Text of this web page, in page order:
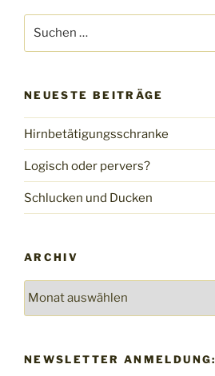
nach:
NEUESTE BEITRÄGE
Hirnbetätigungsschranke
Logisch oder pervers?
Schlucken und Ducken
ARCHIV
Archiv
NEWSLETTER ANMELDUNG: